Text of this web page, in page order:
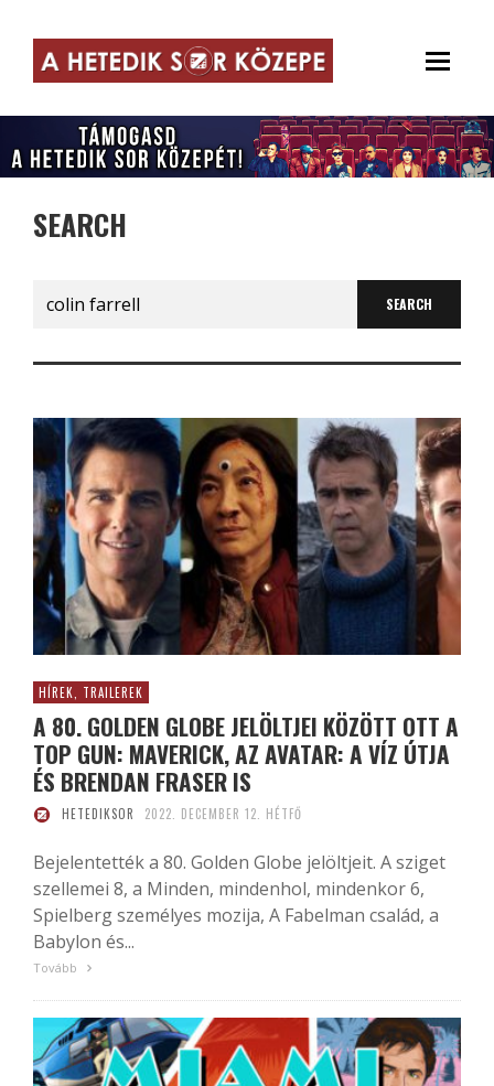
SEARCH
Search
for:
HÍREK, TRAILEREK
A 80. GOLDEN GLOBE JELÖLTJEI KÖZÖTT OTT A
TOP GUN: MAVERICK, AZ AVATAR: A VÍZ ÚTJA
ÉS BRENDAN FRASER IS
HETEDIKSOR 2022. DECEMBER 12. HÉTFŐ
Bejelentették a 80. Golden Globe jelöltjeit. A sziget
szellemei 8, a Minden, mindenhol, mindenkor 6,
Spielberg személyes mozija, A Fabelman család, a
Babylon és...
Tovább